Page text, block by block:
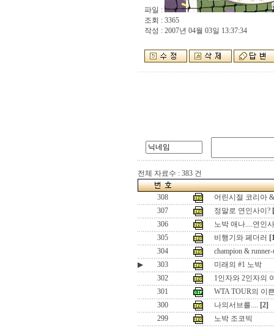
파일 :
조회 : 3365
작성 : 2007년 04월 03일 13:37:34
전체 자료수 : 383 건
308
어린시절 코리아
307
정말로 연인사이?
306
노박 애나....연인
305
비행기와 페더러
304
champion & runner-
▶
303
미래의 #1 노박
302
1인자와 2인자의
301
WTA TOUR의 이
300
나의서브를.... [2]
299
노박 조코빅